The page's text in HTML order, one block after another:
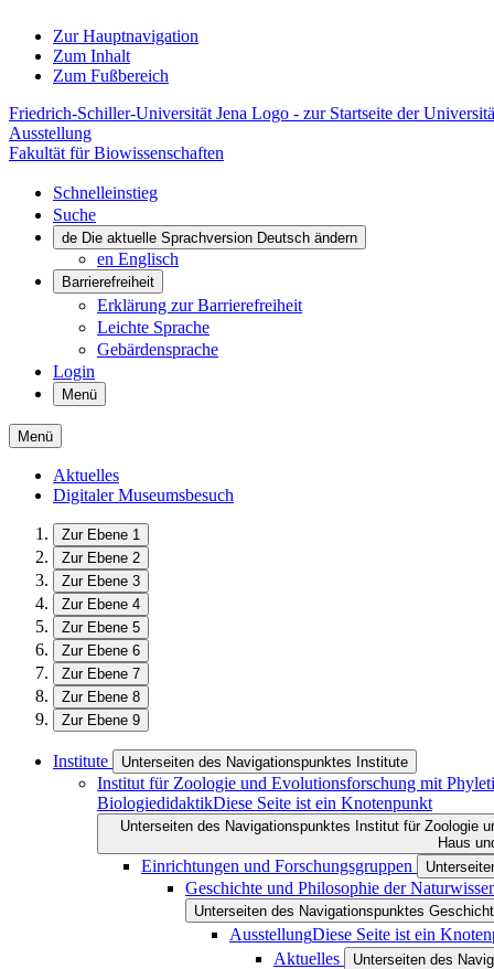
Zur Hauptnavigation
Zum Inhalt
Zum Fußbereich
Friedrich-Schiller-Universität Jena Logo - zur Startseite der
Ausstellung
Fakultät für Biowissenschaften
Schnelleinstieg
Suche
de Die aktuelle Sprachversion Deutsch ändern
en Englisch
Barrierefreiheit
Erklärung zur Barrierefreiheit
Leichte Sprache
Gebärdensprache
Login
Menü
Menü
Aktuelles
Digitaler Museumsbesuch
Zur Ebene 1
Zur Ebene 2
Zur Ebene 3
Zur Ebene 4
Zur Ebene 5
Zur Ebene 6
Zur Ebene 7
Zur Ebene 8
Zur Ebene 9
Institute Unterseiten des Navigationspunktes Institute
Institut für Zoologie und Evolutionsforschung mit
BiologiedidaktikDiese Seite ist ein Knotenpunkt
Unterseiten des Navigationspunktes Institut für Zoologie
Haus
Einrichtungen und Forschungsgruppen
Geschichte und Philosophie der
Unterseiten des Navigationspunktes
AusstellungDiese Seite ist ein
Aktuelles
Unterseiten des